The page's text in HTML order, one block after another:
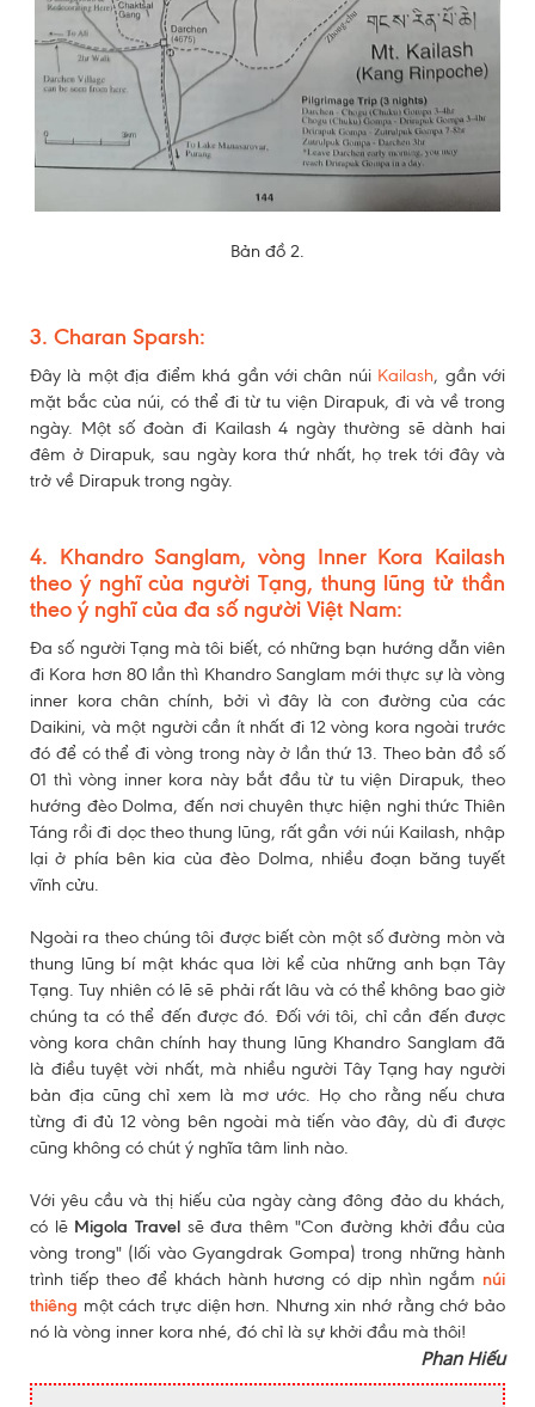
Bản đồ 2.
3. Charan Sparsh:
Đây là một địa điểm khá gần với chân núi Kailash, gần với
mặt bắc của núi, có thể đi từ tu viện Dirapuk, đi và về trong
ngày. Một số đoàn đi Kailash 4 ngày thường sẽ dành hai
đêm ở Dirapuk, sau ngày kora thứ nhất, họ trek tới đây và
trở về Dirapuk trong ngày.
4. Khandro Sanglam, vòng Inner Kora Kailash
theo ý nghĩ của người Tạng, thung lũng tử thần
theo ý nghĩ của đa số người Việt Nam:
Đa số người Tạng mà tôi biết, có những bạn hướng dẫn viên
đi Kora hơn 80 lần thì Khandro Sanglam mới thực sự là vòng
inner kora chân chính, bởi vì đây là con đường của các
Daikini, và một người cần ít nhất đi 12 vòng kora ngoài trước
đó để có thể đi vòng trong này ở lần thứ 13. Theo bản đồ số
01 thì vòng inner kora này bắt đầu từ tu viện Dirapuk, theo
hướng đèo Dolma, đến nơi chuyên thực hiện nghi thức Thiên
Táng rồi đi dọc theo thung lũng, rất gần với núi Kailash, nhập
lại ở phía bên kia của đèo Dolma, nhiều đoạn băng tuyết
vĩnh cửu.
Ngoài ra theo chúng tôi được biết còn một số đường mòn và
thung lũng bí mật khác qua lời kể của những anh bạn Tây
Tạng. Tuy nhiên có lẽ sẽ phải rất lâu và có thể không bao giờ
chúng ta có thể đến được đó. Đối với tôi, chỉ cần đến được
vòng kora chân chính hay thung lũng Khandro Sanglam đã
là điều tuyệt vời nhất, mà nhiều người Tây Tạng hay người
bản địa cũng chỉ xem là mơ ước. Họ cho rằng nếu chưa
từng đi đủ 12 vòng bên ngoài mà tiến vào đây, dù đi được
cũng không có chút ý nghĩa tâm linh nào.
Với yêu cầu và thị hiếu của ngày càng đông đảo du khách,
có lẽ Migola Travelsẽ đưa thêm "Con đường khởi đầu của
vòng trong" (lối vào Gyangdrak Gompa) trong những hành
trình tiếp theo để khách hành hương có dịp nhìn ngắm núi
thiêng một cách trực diện hơn. Nhưng xin nhớ rằng chớ bảo
nó là vòng inner kora nhé, đó chỉ là sự khởi đầu mà thôi!
Phan Hiếu